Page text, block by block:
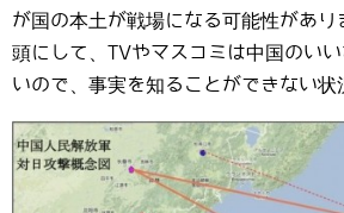
が国の本土が戦場になる可能性があ
頭にして、TVやマスコミは中国のい
いので、事実を知ることができない状